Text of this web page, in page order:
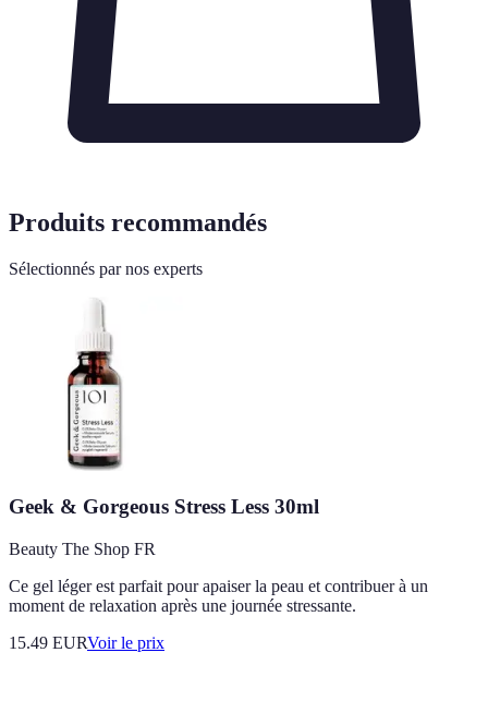
Produits recommandés
Sélectionnés par nos experts
Geek & Gorgeous Stress Less 30ml
Beauty The Shop FR
Ce gel léger est parfait pour apaiser la peau et contribuer à un
moment de relaxation après une journée stressante.
15.49 EURVoir le prix